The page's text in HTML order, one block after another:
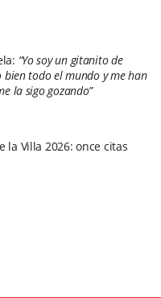
“Yo soy un gitanito de
todo el mundo y me han
la sigo gozando”
la Villa 2026: once citas